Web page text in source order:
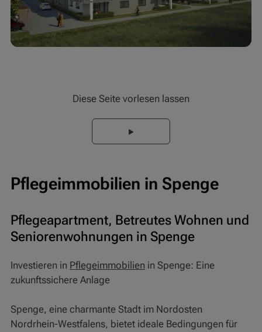
Diese Seite vorlesen lassen
Pflegeimmobilien in Spenge
Pflegeapartment, Betreutes Wohnen und
Seniorenwohnungen in Spenge
Investieren in Pflegeimmobilien in Spenge: Eine
zukunftssichere Anlage
Spenge, eine charmante Stadt im Nordosten
Nordrhein-Westfalens, bietet ideale Bedingungen für